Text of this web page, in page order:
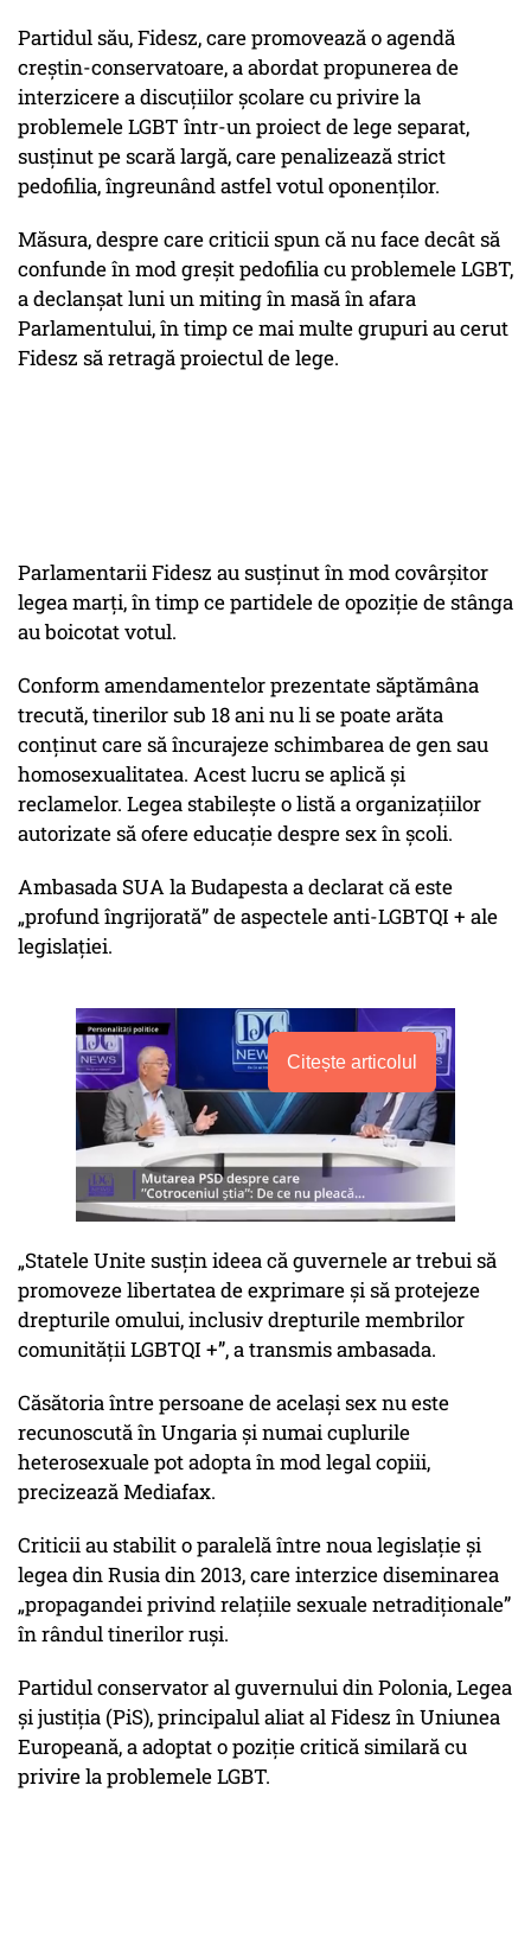
Partidul său, Fidesz, care promovează o agendă
creştin-conservatoare, a abordat propunerea de
interzicere a discuţiilor şcolare cu privire la
problemele LGBT într-un proiect de lege separat,
susţinut pe scară largă, care penalizează strict
pedofilia, îngreunând astfel votul oponenţilor.
Măsura, despre care criticii spun că nu face decât să
confunde în mod greşit pedofilia cu problemele LGBT,
a declanşat luni un miting în masă în afara
Parlamentului, în timp ce mai multe grupuri au cerut
Fidesz să retragă proiectul de lege.
Parlamentarii Fidesz au susţinut în mod covârşitor
legea marţi, în timp ce partidele de opoziţie de stânga
au boicotat votul.
Conform amendamentelor prezentate săptămâna
trecută, tinerilor sub 18 ani nu li se poate arăta
conţinut care să încurajeze schimbarea de gen sau
homosexualitatea. Acest lucru se aplică şi
reclamelor. Legea stabileşte o listă a organizaţiilor
autorizate să ofere educaţie despre sex în şcoli.
Ambasada SUA la Budapesta a declarat că este
„profund îngrijorată” de aspectele anti-LGBTQI + ale
legislaţiei.
Citește articolul
„Statele Unite susţin ideea că guvernele ar trebui să
promoveze libertatea de exprimare şi să protejeze
drepturile omului, inclusiv drepturile membrilor
comunităţii LGBTQI +”, a transmis ambasada.
Căsătoria între persoane de același sex nu este
recunoscută în Ungaria şi numai cuplurile
heterosexuale pot adopta în mod legal copiii,
precizează Mediafax.
Criticii au stabilit o paralelă între noua legislaţie şi
legea din Rusia din 2013, care interzice diseminarea
„propagandei privind relaţiile sexuale netradiţionale”
în rândul tinerilor ruşi.
Partidul conservator al guvernului din Polonia, Legea
şi justiţia (PiS), principalul aliat al Fidesz în Uniunea
Europeană, a adoptat o poziţie critică similară cu
privire la problemele LGBT.